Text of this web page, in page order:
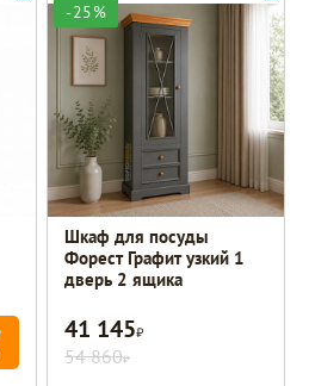
-25%
Шкаф для посуды
Форест Графит узкий 1
дверь 2 ящика
41 145Р
54 860Р